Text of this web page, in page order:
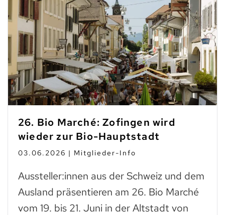
26. Bio Marché: Zofingen wird
wieder zur Bio-Hauptstadt
03.06.2026 | Mitglieder-Info
Aussteller:innen aus der Schweiz und dem
Ausland präsentieren am 26. Bio Marché
vom 19. bis 21. Juni in der Altstadt von